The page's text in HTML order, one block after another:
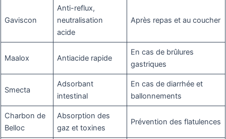
Gaviscon
Anti-reflux,
neutralisation
acide
Après repas et au coucher
Maalox Antiacide rapide
En cas de brûlures
gastriques
Smecta
Adsorbant
intestinal
En cas de diarrhée et
ballonnements
Charbon de
Belloc
Absorption des
gaz et toxines
Prévention des flatulences